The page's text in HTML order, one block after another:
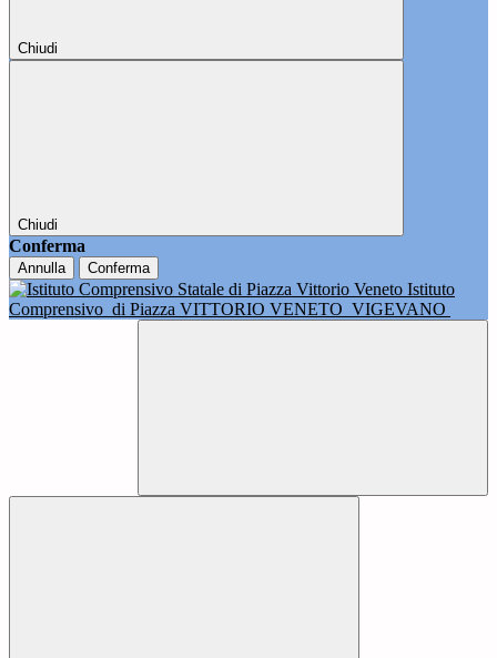
Chiudi
Chiudi
Conferma
Annulla Conferma
Istituto
Comprensivo di Piazza VITTORIO VENETO VIGEVANO